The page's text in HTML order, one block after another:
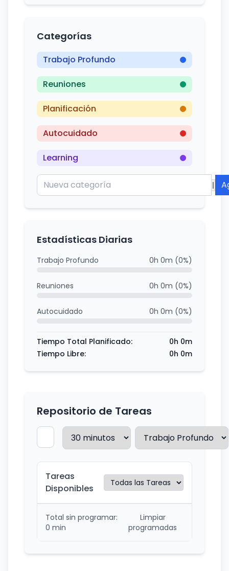
Categorías
Trabajo Profundo
Reuniones
Planificación
Autocuidado
Learning
Estadísticas Diarias
Trabajo Profundo 0h 0m (0%)
Reuniones 0h 0m (0%)
Autocuidado 0h 0m (0%)
Tiempo Total Planificado:
0h 0m
Tiempo Libre:
0h 0m
Repositorio de Tareas
Tareas
Disponibles
Total sin programar:
0 min
Limpiar
programadas